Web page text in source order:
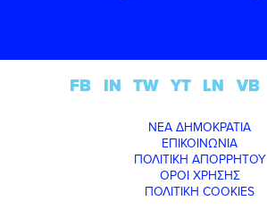
ΝΕΑ ΔΗΜΟΚΡΑΤΙΑ
ΕΠΙΚΟΙΝΩΝΙΑ
ΠΟΛΙΤΙΚΗ ΑΠΟΡΡΗΤΟΥ
ΟΡΟΙ ΧΡΗΣΗΣ
ΠΟΛΙΤΙΚΗ COOKIES
FB IN TW YT LN VB